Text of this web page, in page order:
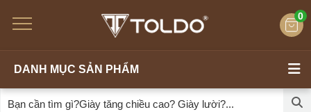
0
DANH MỤC SẢN PHẨM